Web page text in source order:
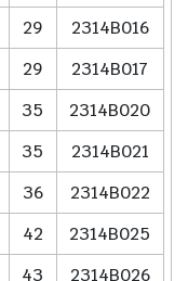
29
2314B016
29
2314B017
35
2314B020
35
2314B021
36
2314B022
42
2314B025
43 2314B026